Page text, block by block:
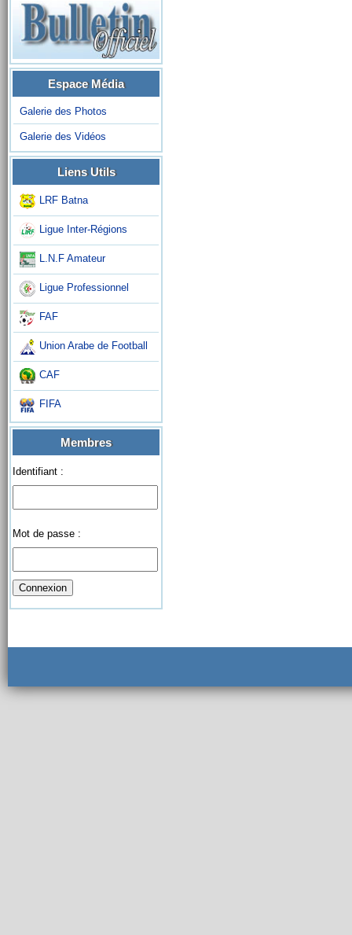
Espace Média
Galerie des Photos
Galerie des Vidéos
Liens Utils
LRF Batna
Ligue Inter-Régions
L.N.F Amateur
Ligue Professionnel
FAF
Union Arabe de Football
CAF
FIFA
Membres
Identifiant :
Mot de passe :